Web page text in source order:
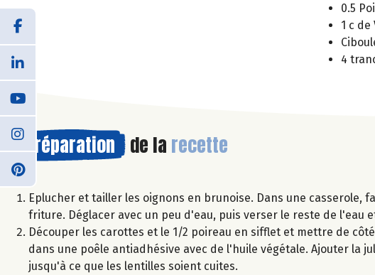
0.5
1 c
4
Préparation de la recette
Eplucher et tailler les oignons en brunoise. Dans une casserole,
friture. Déglacer avec un peu d'eau, puis verser le reste de l'eau
Découper les carottes et le 1/2 poireau en sifflet et mettre de
dans une poêle antiadhésive avec de l'huile végétale. Ajouter la
jusqu'à ce que les lentilles soient cuites.